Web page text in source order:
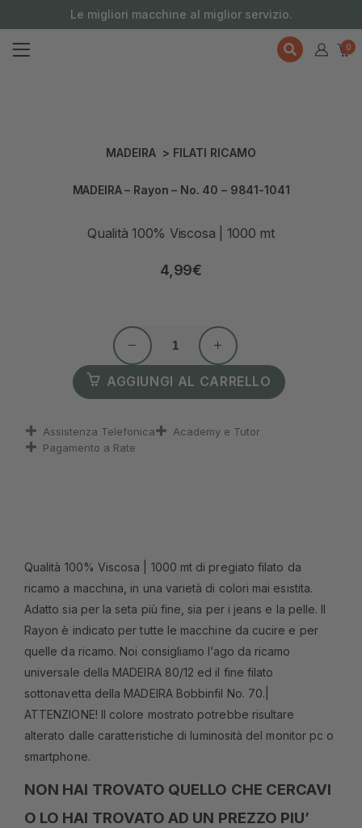
Le migliori macchine al miglior servizio.
0
MADEIRA > FILATI RICAMO
MADEIRA – Rayon – No. 40 – 9841-1041
Qualità 100% Viscosa | 1000 mt
4,99€
AGGIUNGI AL CARRELLO
Assistenza Telefonica
Academy e Tutor
Pagamento a Rate
Qualità 100% Viscosa | 1000 mt di pregiato filato da
ricamo a macchina, in una varietà di colori mai esistita.
Adatto sia per la seta più fine, sia per i jeans e la pelle. Il
Rayon è indicato per tutte le macchine da cucire e per
quelle da ricamo. Noi consigliamo l’ago da ricamo
universale della MADEIRA 80/12 ed il fine filato
sottonavetta della MADEIRA Bobbinfil No. 70.|
ATTENZIONE! Il colore mostrato potrebbe risultare
alterato dalle caratteristiche di luminosità del monitor pc o
smartphone.
NON HAI TROVATO QUELLO CHE CERCAVI
O LO HAI TROVATO AD UN PREZZO PIU’